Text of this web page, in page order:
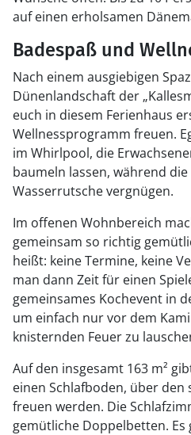
auf einen erholsamen
Badespaß und
Nach einem ausgiebigen
Dünenlandschaft der
euch in diesem Ferienhaus
Wellnessprogramm freuen.
im Whirlpool, die
baumeln lassen, während
Wasserrutsche vergnügen.
Im offenen Wohnbereich
gemeinsam so richtig
heißt: keine Termine, keine
man dann Zeit für einen
gemeinsames Kochevent in
um einfach nur vor dem
knisternden Feuer zu
Auf den insgesamt 163 m²
einen Schlafboden, über
freuen werden. Die
gemütliche Doppelbetten. Es